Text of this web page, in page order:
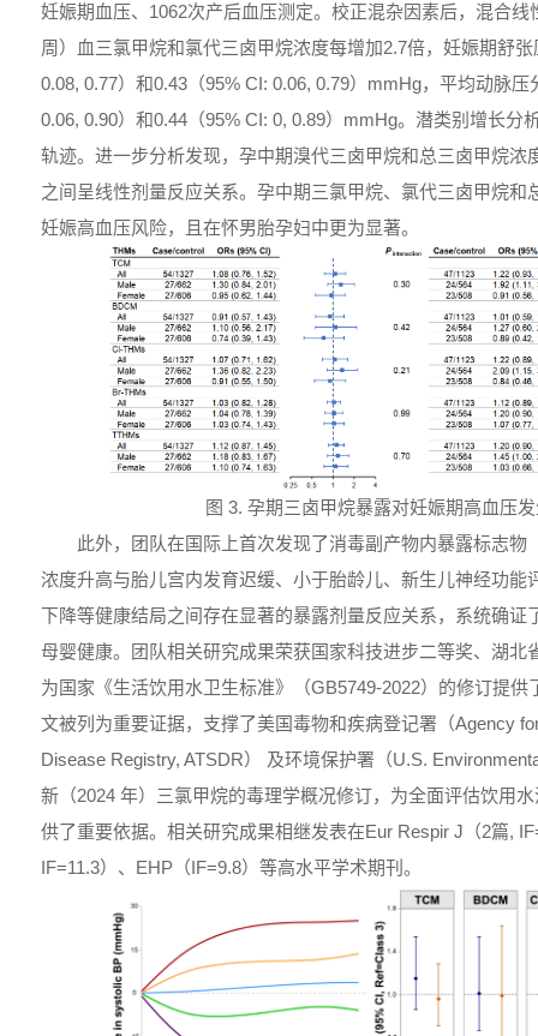
妊娠期血压、1062次产后血压测定。校正混杂因素后，混合线
周）血三氯甲烷和氯代三卤甲烷浓度每增加2.7倍，妊娠期舒
0.08, 0.77）和0.43（95% CI: 0.06, 0.79）mmHg，平均动脉压
0.06, 0.90）和0.44（95% CI: 0, 0.89）mmHg。潜类别增长分
轨迹。进一步分析发现，孕中期溴代三卤甲烷和总三卤甲烷浓
之间呈线性剂量反应关系。孕中期三氯甲烷、氯代三卤甲烷和
妊娠高血压风险，且在怀男胎孕妇中更为显著。
图 3. 孕期三卤甲烷暴露对妊娠期高血压
此外，团队在国际上首次发现了消毒副产物内暴露标志物
浓度升高与胎儿宫内发育迟缓、小于胎龄儿、新生儿神经功能
下降等健康结局之间存在显著的暴露剂量反应关系，系统确证
母婴健康。团队相关研究成果荣获国家科技进步二等奖、湖北
为国家《生活饮用水卫生标准》（GB5749-2022）的修订提
文被列为重要证据，支撑了美国毒物和疾病登记署（Agency
Disease Registry, ATSDR） 及环境保护署（U.S.
新（2024 年）三氯甲烷的毒理学概况修订，为全面评估饮用
供了重要依据。相关研究成果相继发表在Eur Respir J（2篇,
IF=11.3）、EHP（IF=9.8）等高水平学术期刊。